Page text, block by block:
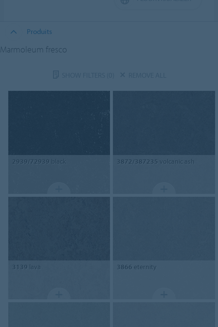
Produits
Marmoleum fresco
2939/72939 black 3872/387235 volcanic ash
3139 lava 3866 eternity